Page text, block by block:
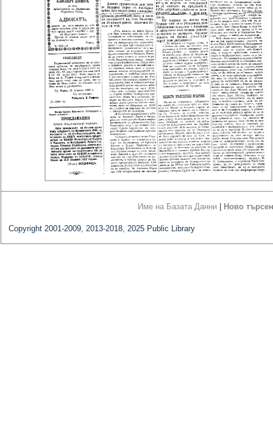
Име на Базата Данни Ново
Copyright 2001-2009, 2013-2018, 2025 Public Library